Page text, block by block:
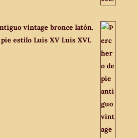
vintage bronce latón.
estilo Luis XV Luis XVI.